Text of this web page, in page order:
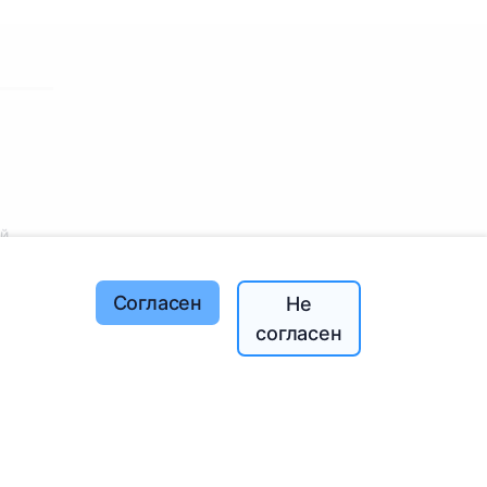
Согласен
Не
согласен